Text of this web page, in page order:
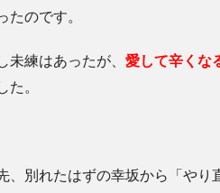
たのです。
未練はあったが、 愛して辛くな
た。
、別れたはずの幸坂から「や